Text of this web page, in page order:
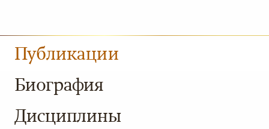
Публикации
Биография
Дисциплины